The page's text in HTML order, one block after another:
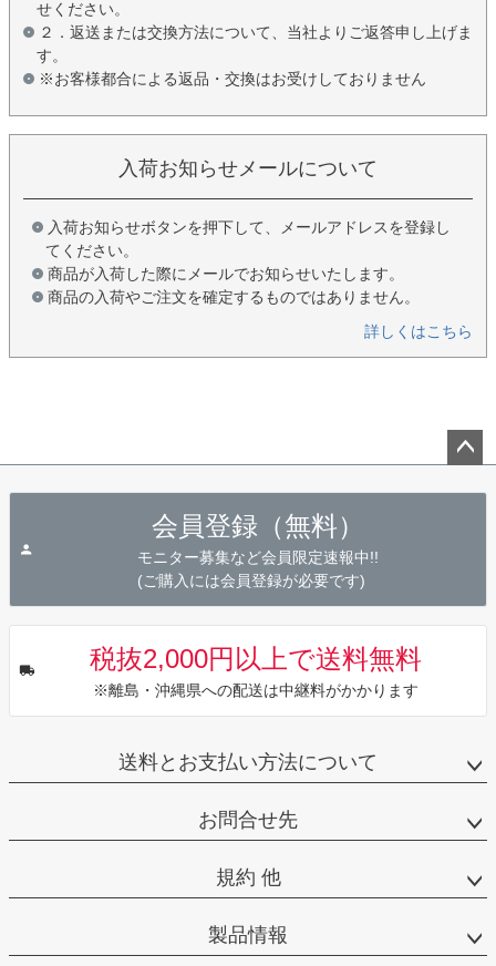
せください。
２．返送または交換方法について、当社よりご返答申し上げま
す。
※お客様都合による返品・交換はお受けしておりません
入荷お知らせメールについて
入荷お知らせボタンを押下して、メールアドレスを登録し
てください。
商品が入荷した際にメールでお知らせいたします。
商品の入荷やご注文を確定するものではありません。
詳しくはこちら
会員登録（無料）
モニター募集など会員限定速報中!!
(ご購入には会員登録が必要です)
税抜2,000円以上で送料無料
※離島・沖縄県への配送は中継料がかかります
送料とお支払い方法について
お問合せ先
規約 他
製品情報